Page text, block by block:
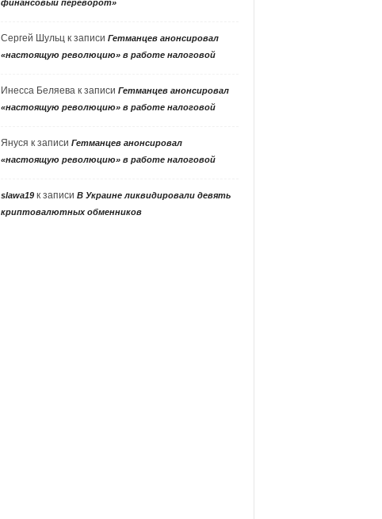
финансовый переворот»
Сергей Шульцк записи Гетманцев анонсировал
«настоящую революцию» в работе налоговой
Инесса Беляевак записи Гетманцев анонсировал
«настоящую революцию» в работе налоговой
Януся к записи Гетманцев анонсировал
«настоящую революцию» в работе налоговой
slawa19к записи В Украине ликвидировали девять
криптовалютных обменников